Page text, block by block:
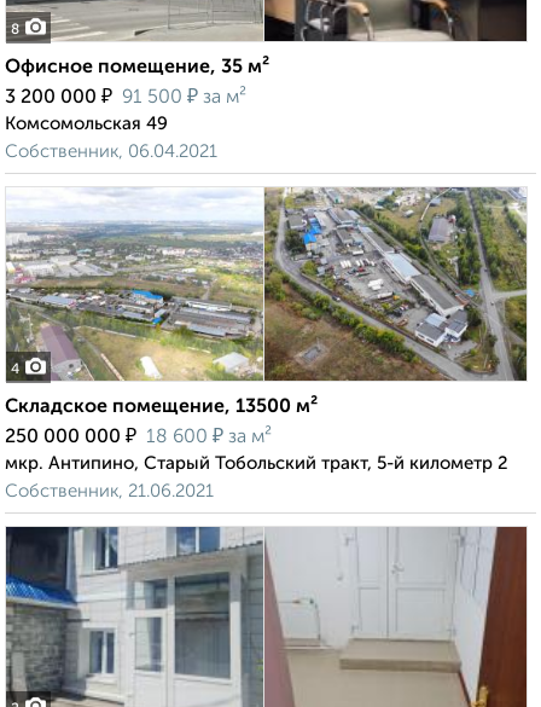
8
Офисное помещение, 35 м²
3 200 000 ₽ 91 500 ₽ за м²
Комсомольская 49
Собственник, 06.04.2021
4
Складское помещение, 13500 м²
250 000 000 ₽ 18 600 ₽ за м²
мкр. Антипино, Старый Тобольский тракт, 5-й километр 2
Собственник, 21.06.2021